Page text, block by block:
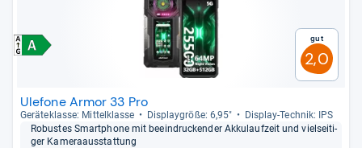
Gut
2,0
Ulefone Armor 33 Pro
Gerä­te­klasse: Mit­tel­klasse Dis­play­größe: 6,95"
Dis­play-​Tech­nik: IPS
Robus­tes Smart­phone mit beein­dru­cken­der Akku­lauf­zeit und viel­sei­ti­
ger Kame­raaus­stat­tung